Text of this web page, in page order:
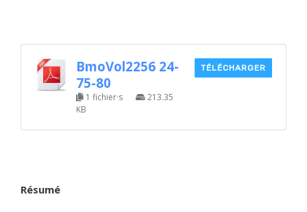
BmoVol2256 24-
75-80
1 fichier·s
213.35
KB
TÉLÉCHARGER
Résumé